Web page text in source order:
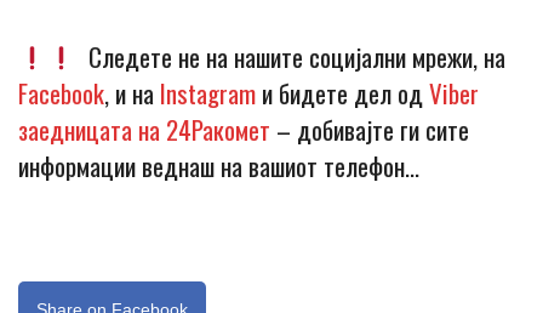
Следете не на нашите социјални мрежи, на
Facebook, и наInstagramи бидете дел одViber
заедницата на 24Ракомет – добивајте ги сите
информации веднаш на вашиот телефон…